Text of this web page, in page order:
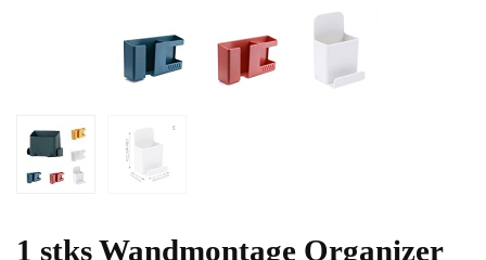
1 stks Wandmontage Organizer